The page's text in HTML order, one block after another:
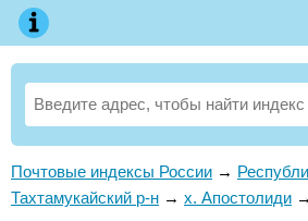
Почтовые индексы России →
Тахтамукайский р-н → х. Апостолиди →